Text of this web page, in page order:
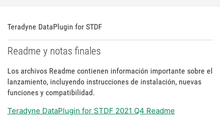
Teradyne DataPlugin for STDF
Readme y notas finales
Los archivos Readme contienen información importante sobre el
lanzamiento, incluyendo instrucciones de instalación, nuevas
funciones y compatibilidad.
Teradyne DataPlugin for STDF 2021 Q4 Readme